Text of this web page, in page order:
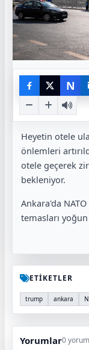
N
Heyetin otele
önlemleri
otele geçerek
bekleniyor.
Ankara'da
temasları
ETİKETLER
trump ankara
Yorumlar0 yorum